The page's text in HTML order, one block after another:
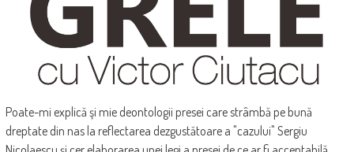
Poate-mi explică şi mie deontologii presei care strâmbă pe bună
dreptate din nas la reflectarea dezgustătoare a "cazului" Sergiu